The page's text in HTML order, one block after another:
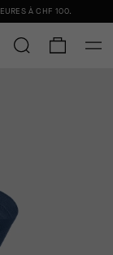
À CHF 100.